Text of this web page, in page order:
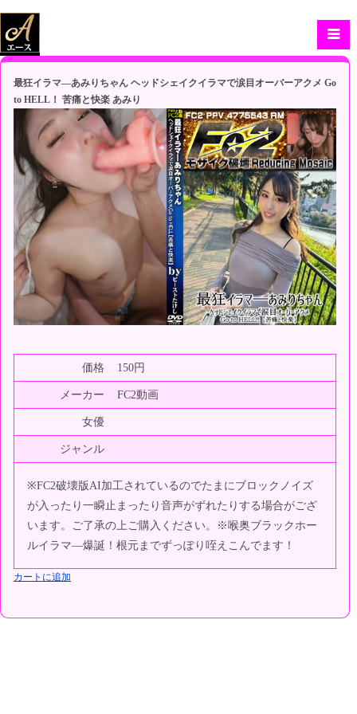
最狂イラマ―あみりちゃん ヘッドシェイクイラマで涙目オーバーアクメ Go
to HELL！ 苦痛と快楽 あみり
価格 150円
メーカー FC2動画
女優
ジャンル
※FC2破壊版AI加工されているのでたまにブロックノイズ
が入ったり一瞬止まったり音声がずれたりする場合がござ
います。ご了承の上ご購入ください。※喉奥ブラックホー
ルイラマ―爆誕！根元までずっぽり咥えこんでます！
カートに追加